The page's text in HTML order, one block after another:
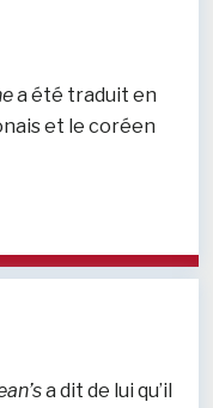
a été traduit en
et le coréen
a dit de lui qu’il